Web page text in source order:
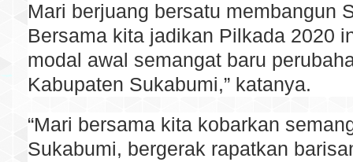
Mari berjuang bersatu membangun
Bersama kita jadikan Pilkada 2020
modal awal semangat baru
Kabupaten Sukabumi,” katanya.
“Mari bersama kita kobarkan
Sukabumi, bergerak rapatkan